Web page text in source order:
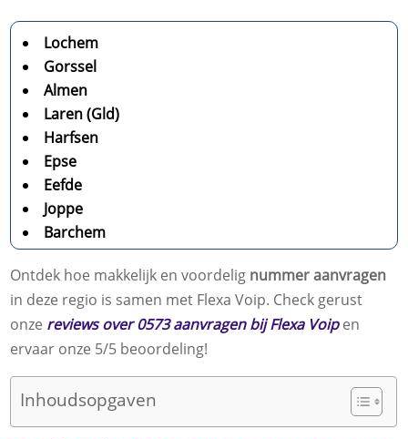
Lochem
Gorssel
Almen
Laren (Gld)
Harfsen
Epse
Eefde
Joppe
Barchem
Ontdek hoe makkelijk en voordelig nummer aanvragen
in deze regio is samen met Flexa Voip. Check gerust
onze reviews over 0573 aanvragen bij Flexa Voipen
ervaar onze 5/5 beoordeling!
Inhoudsopgaven